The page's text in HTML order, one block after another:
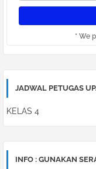
* We
JADWAL PETUGAS
KELAS 4
INFO : GUNAKAN